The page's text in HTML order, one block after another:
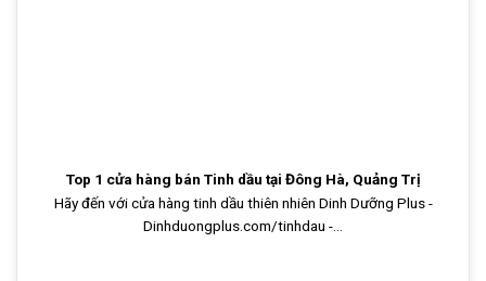
Top 1 cửa hàng bán Tinh dầu tại Đông Hà, Quảng Trị
Hãy đến với cửa hàng tinh dầu thiên nhiên Dinh Dưỡng Plus -
Dinhduongplus.com/tinhdau -...